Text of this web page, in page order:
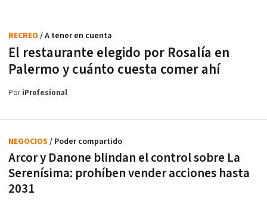
El restaurante elegido por Rosalía en
Palermo y cuánto cuesta comer ahí
RECREO / A tener en cuenta
PoriProfesional
Arcor y Danone blindan el control sobre La
Serenísima: prohíben vender acciones hasta
2031
NEGOCIOS / Poder compartido